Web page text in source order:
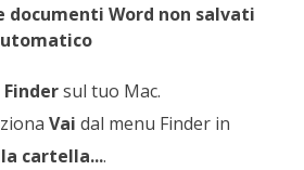
documenti Word non salvati
Findersul tuo Mac.
Vai dal menu Finder in
cartella....